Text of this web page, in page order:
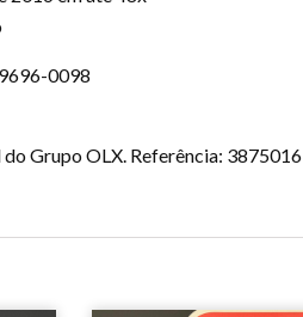
0098
Grupo OLX. Referência: 3875016